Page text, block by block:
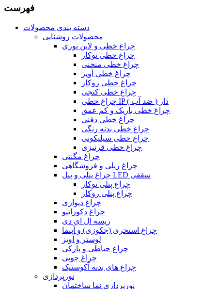
فهرست
دسته بندی محصولات
محصولات روشنایی
چراغ خطی و لاین نوری
چراغ خطی توکار
چراغ خطی منحنی
چراغ خطی آویز
چراغ خطی روکار
چراغ خطی کنجی
چراغ خطی IP دار ( ضد آب )
چراغ خطی باریک و کم عمق
چراغ خطی دفنی
چراغ خطی بدنه رنگی
چراغ خطی سیلیکونی
چراغ خطی قرنیزی
چراغ مگنتی
چراغ ریلی و فروشگاهی
چراغ پنلی و پنل LED سقفی
چراغ پنلی توکار
چراغ پنلی روکار
چراغ دیواری
چراغ دکوراتیو
ریسه ال ای دی
چراغ استخری (جکوزی) و آبنما
لوستر و آویز
چراغ حیاطی و پارکی
چراغ چوبی
چراغ های بدنه آکوستیک
نورپردازی
نورپردازی نما ساختمان